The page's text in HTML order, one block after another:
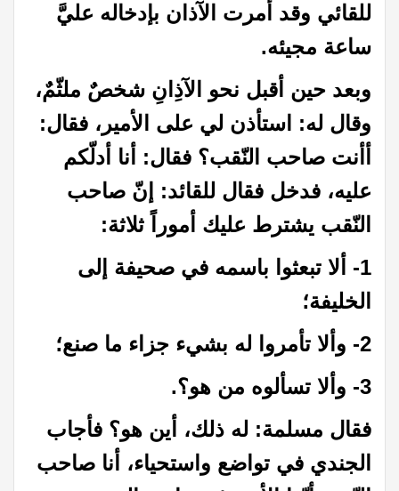
للقائي وقد أمرت الآذان بإدخاله عليَّ
ساعة مجيئه.
وبعد حين أقبل نحو الآذِانِ شخصٌ ملثّمٌ،
وقال له: استأذن لي على الأمير، فقال:
أأنت صاحب النّقب؟ فقال: أنا أدلّكم
عليه، فدخل فقال للقائد: إنّ صاحب
النّقب يشترط عليك أموراً ثلاثة:
1-
ألا تبعثوا باسمه في صحيفة إلى
الخليفة؛
2- وألا تأمروا له بشيء جزاء ما صنع؛
3- وألا تسألوه من هو؟.
فقال مسلمة: له ذلك، أين هو؟ فأجاب
الجندي في تواضع واستحياء، أنا صاحب